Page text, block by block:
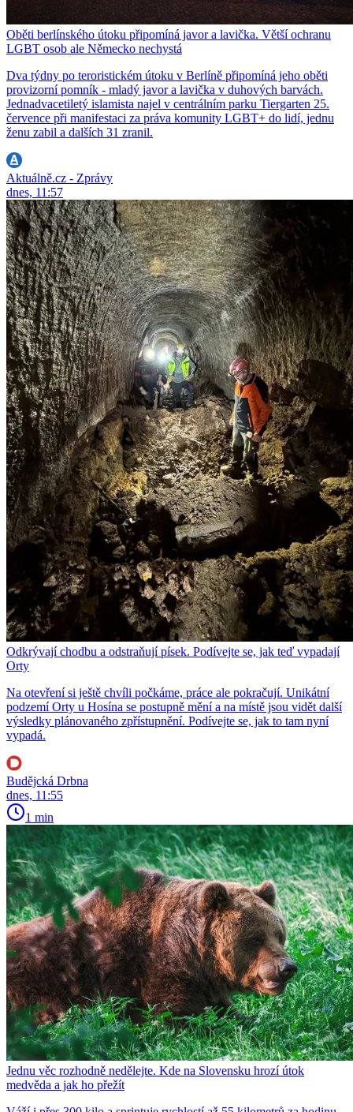
Oběti berlínského útoku připomíná javor a lavička. Větší ochranu
LGBT osob ale Německo nechystá
Dva týdny po teroristickém útoku v Berlíně připomíná jeho oběti
provizorní pomník - mladý javor a lavička v duhových barvách.
Jednadvacetiletý islamista najel v centrálním parku Tiergarten 25.
července při manifestaci za práva komunity LGBT+ do lidí, jednu
ženu zabil a dalších 31 zranil.
Aktuálně.cz - Zprávy
dnes, 11:57
Odkrývají chodbu a odstraňují písek. Podívejte se, jak teď vypadají
Orty
Na otevření si ještě chvíli počkáme, práce ale pokračují. Unikátní
podzemí Orty u Hosína se postupně mění a na místě jsou vidět další
výsledky plánovaného zpřístupnění. Podívejte se, jak to tam nyní
vypadá.
Budějcká Drbna
dnes, 11:55
1 min
Jednu věc rozhodně nedělejte. Kde na Slovensku hrozí útok
medvěda a jak ho přežít